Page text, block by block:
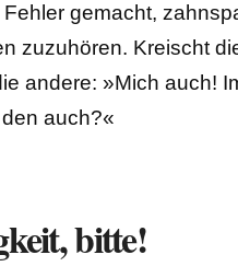
gemacht,
zuzuhören. Kreischt
andere: »Mich auch!
auch?«
bitte!